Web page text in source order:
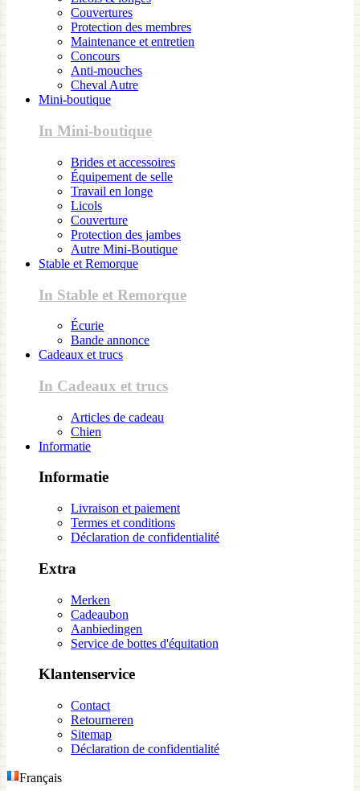
Couvertures
Protection des membres
Maintenance et entretien
Concours
Anti-mouches
Cheval Autre
Mini-boutique
In Mini-boutique
Brides et accessoires
Équipement de selle
Travail en longe
Licols
Couverture
Protection des jambes
Autre Mini-Boutique
Stable et Remorque
In Stable et Remorque
Écurie
Bande annonce
Cadeaux et trucs
In Cadeaux et trucs
Articles de cadeau
Chien
Informatie
Informatie
Livraison et paiement
Termes et conditions
Déclaration de confidentialité
Extra
Merken
Cadeaubon
Aanbiedingen
Service de bottes d'équitation
Klantenservice
Contact
Retourneren
Sitemap
Déclaration de confidentialité
Français